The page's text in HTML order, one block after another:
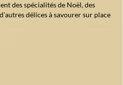
des spécialités de Noël, des
délices à savourer sur place